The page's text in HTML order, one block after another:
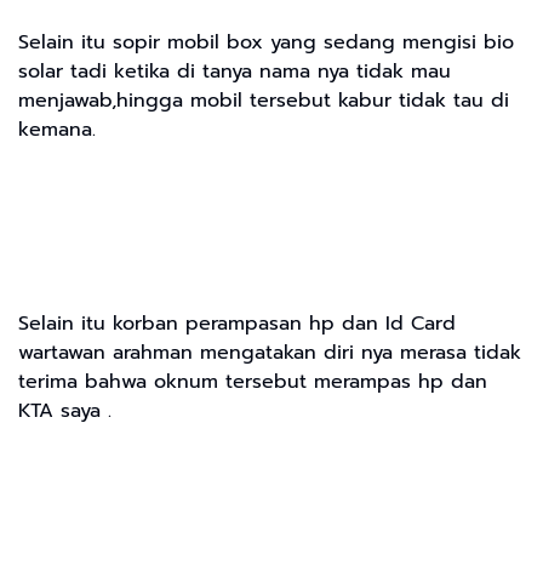
Selain itu sopir mobil box yang sedang mengisi bio
solar tadi ketika di tanya nama nya tidak mau
menjawab,hingga mobil tersebut kabur tidak tau di
kemana.
Selain itu korban perampasan hp dan Id Card
wartawan arahman mengatakan diri nya merasa tidak
terima bahwa oknum tersebut merampas hp dan
KTA saya .